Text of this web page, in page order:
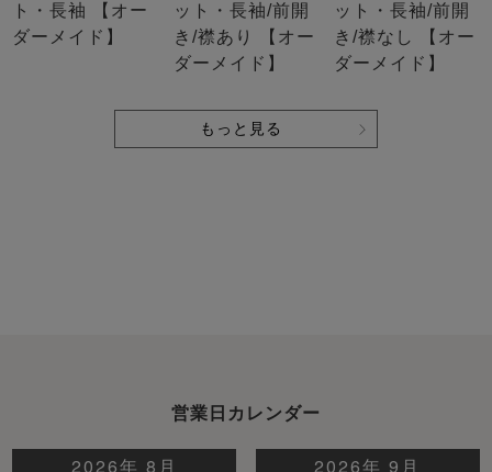
ト・長袖 【オー
ダーメイド】
ット・長袖/前開
き/襟あり 【オー
ダーメイド】
ット・長袖/前開
き/襟なし 【オー
ダーメイド】
もっと見る
営業日カレンダー